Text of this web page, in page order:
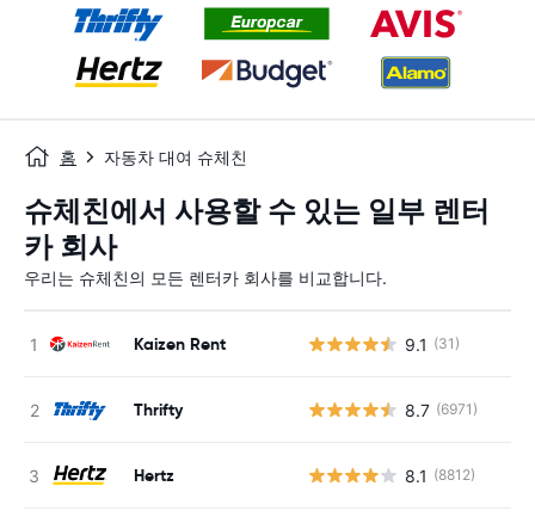
홈 자동차 대여 슈체친
슈체친에서 사용할 수 있는 일부 렌터
카 회사
우리는 슈체친의 모든 렌터카 회사를 비교합니다.
Kaizen Rent 9.1 (31)
Thrifty 8.7 (6971)
Hertz 8.1 (8812)